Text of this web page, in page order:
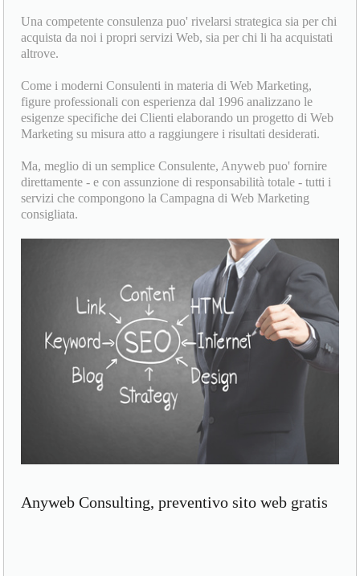
Una competente consulenza puo' rivelarsi strategica sia per chi
acquista da noi i propri servizi Web, sia per chi li ha acquistati
altrove.
Come i moderni Consulenti in materia di Web Marketing,
figure professionali con esperienza dal 1996 analizzano le
esigenze specifiche dei Clienti elaborando un progetto di Web
Marketing su misura atto a raggiungere i risultati desiderati.
Ma, meglio di un semplice Consulente, Anyweb puo' fornire
direttamente - e con assunzione di responsabilità totale - tutti i
servizi che compongono la Campagna di Web Marketing
consigliata.
Anyweb Consulting, preventivo sito web gratis